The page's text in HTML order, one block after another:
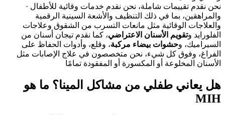
· نحن نقدم تقييمات شاملة، نحن نقدم خدمات وقائية للأطفال
والمراهقين، بما في ذلك التنظيف والأشعة السينية الرقمية
والعلاجات الوقائية مثل مانعات التسرب من الشقوق وعلاجات
الفلورايد وتقويم الأسنان الاعتراضي، كما نقدم تيجان أسنان من
السيراميك، وحشوات بيضاء مركبة، وقلع، وأدوات الحفاظ على
الفراغ، وفوق كل شيء، نحن متخصصون في علاج الإصابات مثل
الأسنان المخلوعة أو المكسورة أو المفقودة تمامًا
هل يعاني طفلي من مشاكل المينا؟ ما هو
MIH